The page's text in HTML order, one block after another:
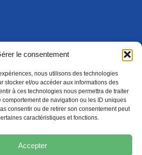
le consentement
nous utilisons des technologies
stocker et/ou accéder aux informations des
à ces technologies nous permettra de traiter
de navigation ou les ID uniques
consentir ou de retirer son consentement peut
caractéristiques et fonctions.
Accepter
75015 Paris Cedex 15
Formation
(nouvelle fenêtre)